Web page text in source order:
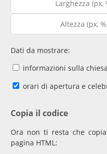
Dati da mostrare:
informazioni sulla chiesa
orari di apertura e
Copia il codice
Ora non ti resta che
pagina HTML: